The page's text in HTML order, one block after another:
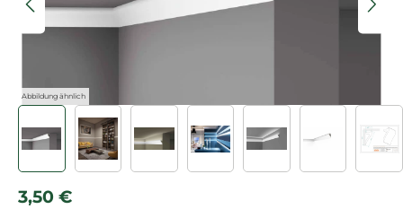
Abbildung ähnlich
Regulärer Preis:
3,50 €